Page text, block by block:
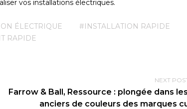
vos installations électriques.
ÉLECTRIQUE
#INSTALLATION RAPIDE
RAPIDE
NEXT
Farrow & Ball, Ressource : plongée dans
anciers de couleurs des marques